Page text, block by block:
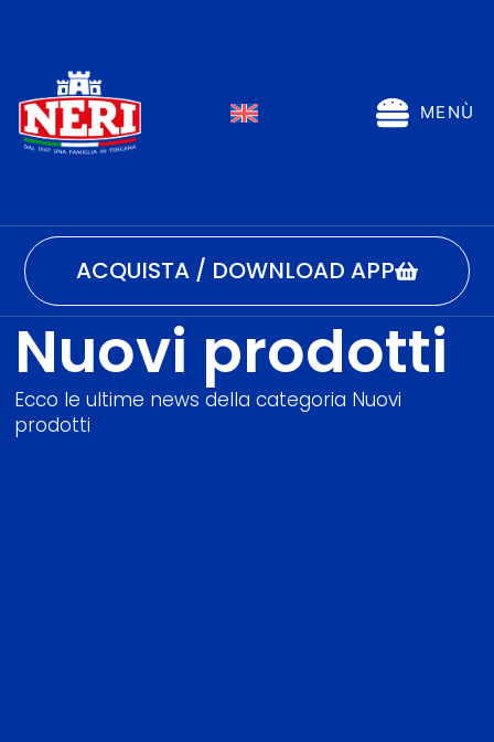
MENÙ
ACQUISTA / DOWNLOAD APP
Nuovi prodotti
Ecco le ultime news della categoria Nuovi
prodotti